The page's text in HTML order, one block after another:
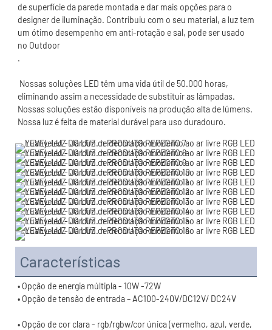
de superfície da parede montada e dar mais opções para o
designer de iluminação. Contribuiu com o seu material, a luz tem
um ótimo desempenho em anti-rotação e sal, pode ser usado
eliminando assim a necessidade de substituir as lâmpadas.
Nossas soluções estão disponíveis na produção alta de lúmens.
Características
• Opção de cor clara - rgb/rgbw/cor única (vermelho, azul, verde,